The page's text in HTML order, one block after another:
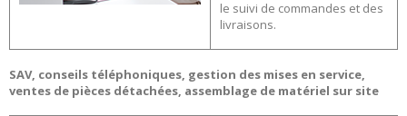
le suivi de commandes et des
livraisons.
SAV, conseils téléphoniques, gestion des mises en service,
ventes de pièces détachées, assemblage de matériel sur site